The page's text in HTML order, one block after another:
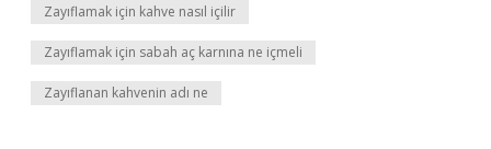
Zayıflamak için kahve nasıl içilir
Zayıflamak için sabah aç karnına ne içmeli
Zayıflanan kahvenin adı ne